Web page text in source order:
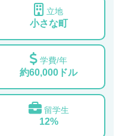
立地
小さな町
学費/年
約60,000ドル
留学生
12%